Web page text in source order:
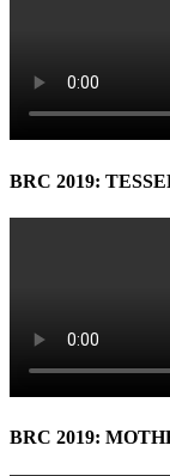
BRC 2019:
BRC 2019: